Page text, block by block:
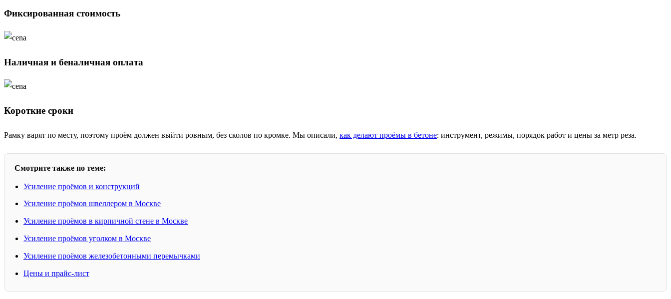
Фиксированная стоимость
Наличная и беналичная оплата
Короткие сроки
Рамку варят по месту, поэтому проём должен выйти ровным, без сколов по кромке. Мы описали, как делают проёмы в бетоне: инструмент, режимы, порядок работ и цены за метр реза.
Смотрите также по теме:
Усиление проёмов и конструкций
Усиление проёмов швеллером в Москве
Усиление проёмов в кирпичной стене в Москве
Усиление проёмов уголком в Москве
Усиление проёмов железобетонными перемычками
Цены и прайс-лист